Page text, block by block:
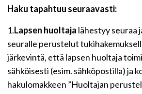
Haku tapahtuu seuraavasti:
1.Lapsen huoltaja lähestyy seuraa
seuralle perustelut
järkevintä, että lapsen huoltaja
sähköisesti (esim. sähköpostilla) ja
hakulomakkeen ”Huoltajan